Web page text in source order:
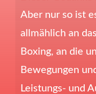
Aber nur so ist
allmählich an
Boxing, an die
Bewegungen
Leistungs- und